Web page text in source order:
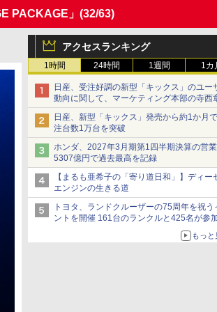
PACKAGE」 (32/63)
アクセスランキング
1時間 24時間 1週間 1カ
日産、受注好調の新型「キックス」のユー
動向に関して、マーケティング本部の寺西
が解説
日産、新型「キックス」発売から約1か月
注台数1万台を突破
ホンダ、2027年3月期第1四半期決算の営
5307億円で過去最高を記録
【まるも亜希子の「寄り道日和」】ディー
エンジンの生きる道
トヨタ、ランドクルーザーの75周年を祝う
ントを開催 161台のランクルと425名が参
もっと